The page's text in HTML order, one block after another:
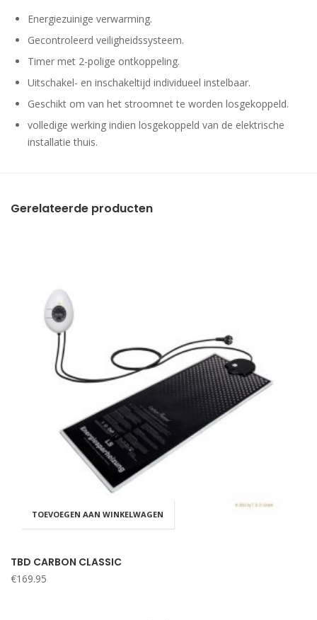
Energiezuinige verwarming.
Gecontroleerd veiligheidssysteem.
Timer met 2-polige ontkoppeling.
Uitschakel- en inschakeltijd individueel instelbaar.
Geschikt om van het stroomnet te worden losgekoppeld.
volledige werking indien losgekoppeld van de elektrische
installatie thuis.
Gerelateerde producten
TOEVOEGEN AAN WINKELWAGEN
TBD CARBON CLASSIC
€169.95